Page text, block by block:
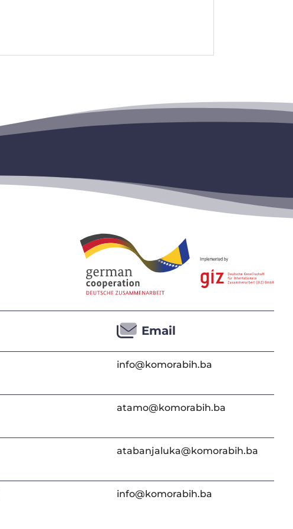
Email
info@komorabih.ba
atamo@komorabih.ba
atabanjaluka@komorabih.ba
info@komorabih.ba